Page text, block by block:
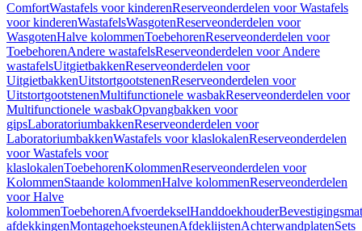
ComfortWastafels voor kinderenReserveonderdelen voor Wastafels
voor kinderenWastafelsWasgotenReserveonderdelen voor
WasgotenHalve kolommenToebehorenReserveonderdelen voor
ToebehorenAndere wastafelsReserveonderdelen voor Andere
wastafelsUitgietbakkenReserveonderdelen voor
UitgietbakkenUitstortgootstenenReserveonderdelen voor
UitstortgootstenenMultifunctionele wasbakReserveonderdelen voor
Multifunctionele wasbakOpvangbakken voor
gipsLaboratoriumbakkenReserveonderdelen voor
LaboratoriumbakkenWastafels voor klaslokalenReserveonderdelen
voor Wastafels voor
klaslokalenToebehorenKolommenReserveonderdelen voor
KolommenStaande kolommenHalve kolommenReserveonderdelen
voor Halve
kolommenToebehorenAfvoerdekselHanddoekhouder
afdekkingenMontagehoeksteunenAfdeklijstenAchterwandplatenSets